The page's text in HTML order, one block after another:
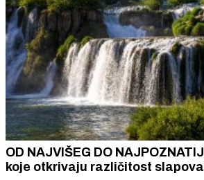
OD NAJVIŠEG DO
koje otkrivaju različitost